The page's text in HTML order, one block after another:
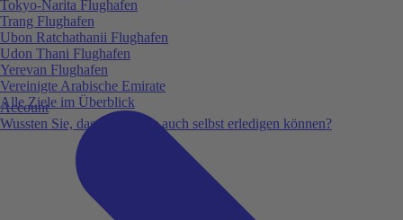
Account
Wussten Sie, dass Sie vieles auch selbst erledigen können?
Tokyo-Narita Flughafen
Trang Flughafen
Ubon Ratchathanii Flughafen
Udon Thani Flughafen
Yerevan Flughafen
Vereinigte Arabische Emirate
Alle Ziele im Überblick